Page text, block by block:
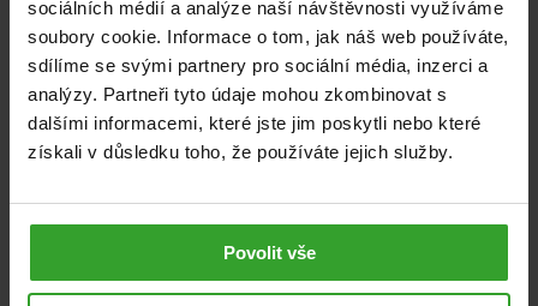
sociálních médií a analýze naší návštěvnosti využíváme
soubory cookie. Informace o tom, jak náš web používáte,
sdílíme se svými partnery pro sociální média, inzerci a
analýzy. Partneři tyto údaje mohou zkombinovat s
dalšími informacemi, které jste jim poskytli nebo které
získali v důsledku toho, že používáte jejich služby.
Povolit vše
100%(2×)
Spánek